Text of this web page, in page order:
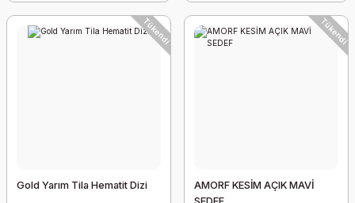
Tükendi
Gold Yarım Tila Hematit Dizi
Tükendi
AMORF KESİM AÇIK MAVİ